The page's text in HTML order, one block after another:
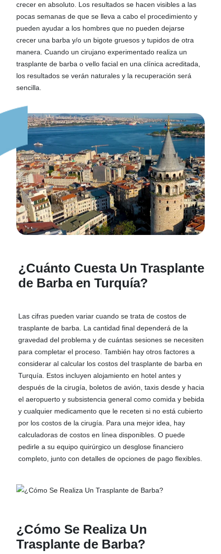
crecer en absoluto. Los resultados se hacen visibles a las
pocas semanas de que se lleva a cabo el procedimiento y
pueden ayudar a los hombres que no pueden dejarse
crecer una barba y/o un bigote gruesos y tupidos de otra
manera. Cuando un cirujano experimentado realiza un
trasplante de barba o vello facial en una clínica acreditada,
los resultados se verán naturales y la recuperación será
sencilla.
¿Cuánto Cuesta Un Trasplante
de Barba en Turquía?
Las cifras pueden variar cuando se trata de costos de
trasplante de barba. La cantidad final dependerá de la
gravedad del problema y de cuántas sesiones se necesiten
para completar el proceso. También hay otros factores a
considerar al calcular los costos del trasplante de barba en
Turquía. Estos incluyen alojamiento en hotel antes y
después de la cirugía, boletos de avión, taxis desde y hacia
el aeropuerto y subsistencia general como comida y bebida
y cualquier medicamento que le receten si no está cubierto
por los costos de la cirugía. Para una mejor idea, hay
calculadoras de costos en línea disponibles. O puede
pedirle a su equipo quirúrgico un desglose financiero
completo, junto con detalles de opciones de pago flexibles.
¿Cómo Se Realiza Un
Trasplante de Barba?